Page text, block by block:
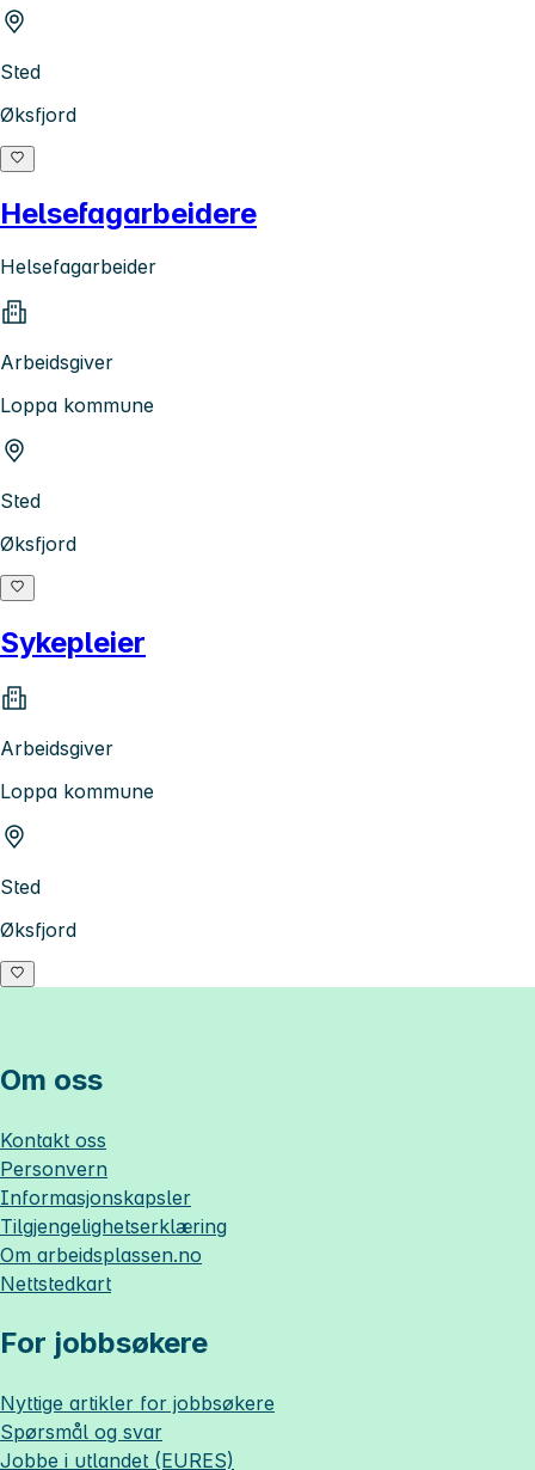
Sted
Øksfjord
Helsefagarbeidere
Helsefagarbeider
Arbeidsgiver
Loppa kommune
Sted
Øksfjord
Sykepleier
Arbeidsgiver
Loppa kommune
Sted
Øksfjord
Om oss
Kontakt oss
Personvern
Informasjonskapsler
Tilgjengelighetserklæring
Om arbeidsplassen.no
Nettstedkart
For jobbsøkere
Nyttige artikler for jobbsøkere
Spørsmål og svar
Jobbe i utlandet (EURES)